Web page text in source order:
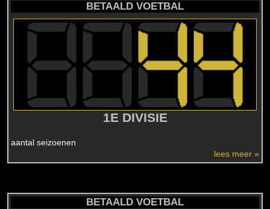
BETAALD VOETBAL
1E DIVISIE
aantal seizoenen
lees meer »
BETAALD VOETBAL